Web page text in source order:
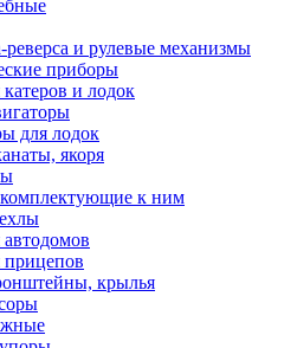
реверса и рулевые механизмы
приборы
и лодок
для лодок
якоря
к ним
прицепов
крылья